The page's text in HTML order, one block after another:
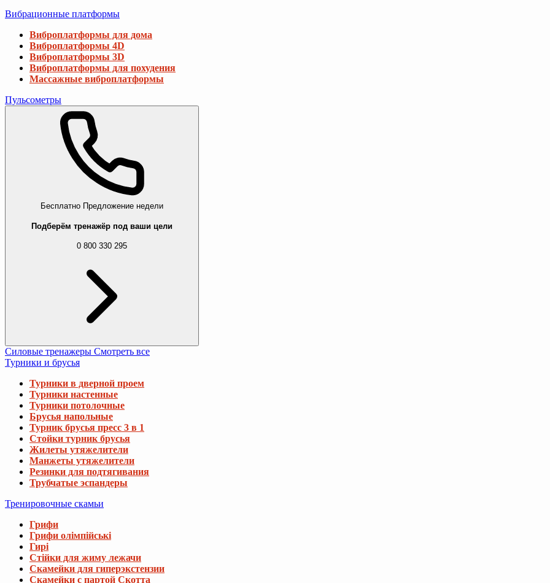
Вибрационные платформы
Виброплатформы для дома
Виброплатформы 4D
Виброплатформы 3D
Виброплатформы для похудения
Массажные виброплатформы
Пульсометры
Бесплатно Предложение недели
Подберём тренажёр под ваши цели
0 800 330 295
Силовые тренажеры Смотреть все
Турники и брусья
Турники в дверной проем
Турники настенные
Турники потолочные
Брусья напольные
Турник брусья пресс 3 в 1
Стойки турник брусья
Жилеты утяжелители
Манжеты утяжелители
Резинки для подтягивания
Трубчатые эспандеры
Тренировочные скамьи
Грифи
Грифи олімпійські
Гирі
Стійки для жиму лежачи
Скамейки для гиперэкстензии
Скамейки с партой Скотта